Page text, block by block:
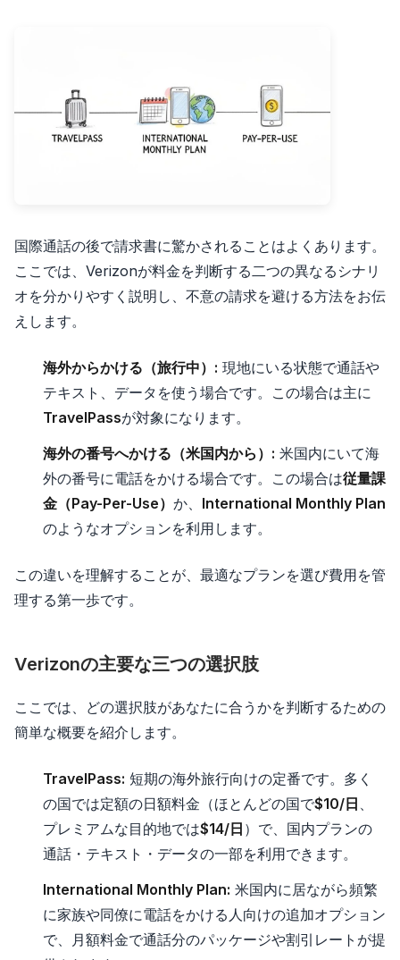
国際通話の後で請求書に驚かされることはよくあります。
ここでは、Verizonが料金を判断する二つの異なるシナリ
オを分かりやすく説明し、不意の請求を避ける方法をお伝
えします。
海外からかける（旅行中）: 現地にいる状態で通話や
テキスト、データを使う場合です。この場合は主に
TravelPassが対象になります。
海外の番号へかける（米国内から）: 米国内にいて海
外の番号に電話をかける場合です。この場合は従量課
金（Pay-Per-Use） か、 International Monthly Plan
のようなオプションを利用します。
この違いを理解することが、最適なプランを選び費用を管
理する第一歩です。
Verizonの主要な三つの選択肢
ここでは、どの選択肢があなたに合うかを判断するための
簡単な概要を紹介します。
TravelPass: 短期の海外旅行向けの定番です。多く
の国では定額の日額料金（ほとんどの国で$10/日 、
プレミアムな目的地では$14/日 ）で、国内プランの
通話・テキスト・データの一部を利用できます。
International Monthly Plan: 米国内に居ながら頻繁
に家族や同僚に電話をかける人向けの追加オプション
で、月額料金で通話分のパッケージや割引レートが提